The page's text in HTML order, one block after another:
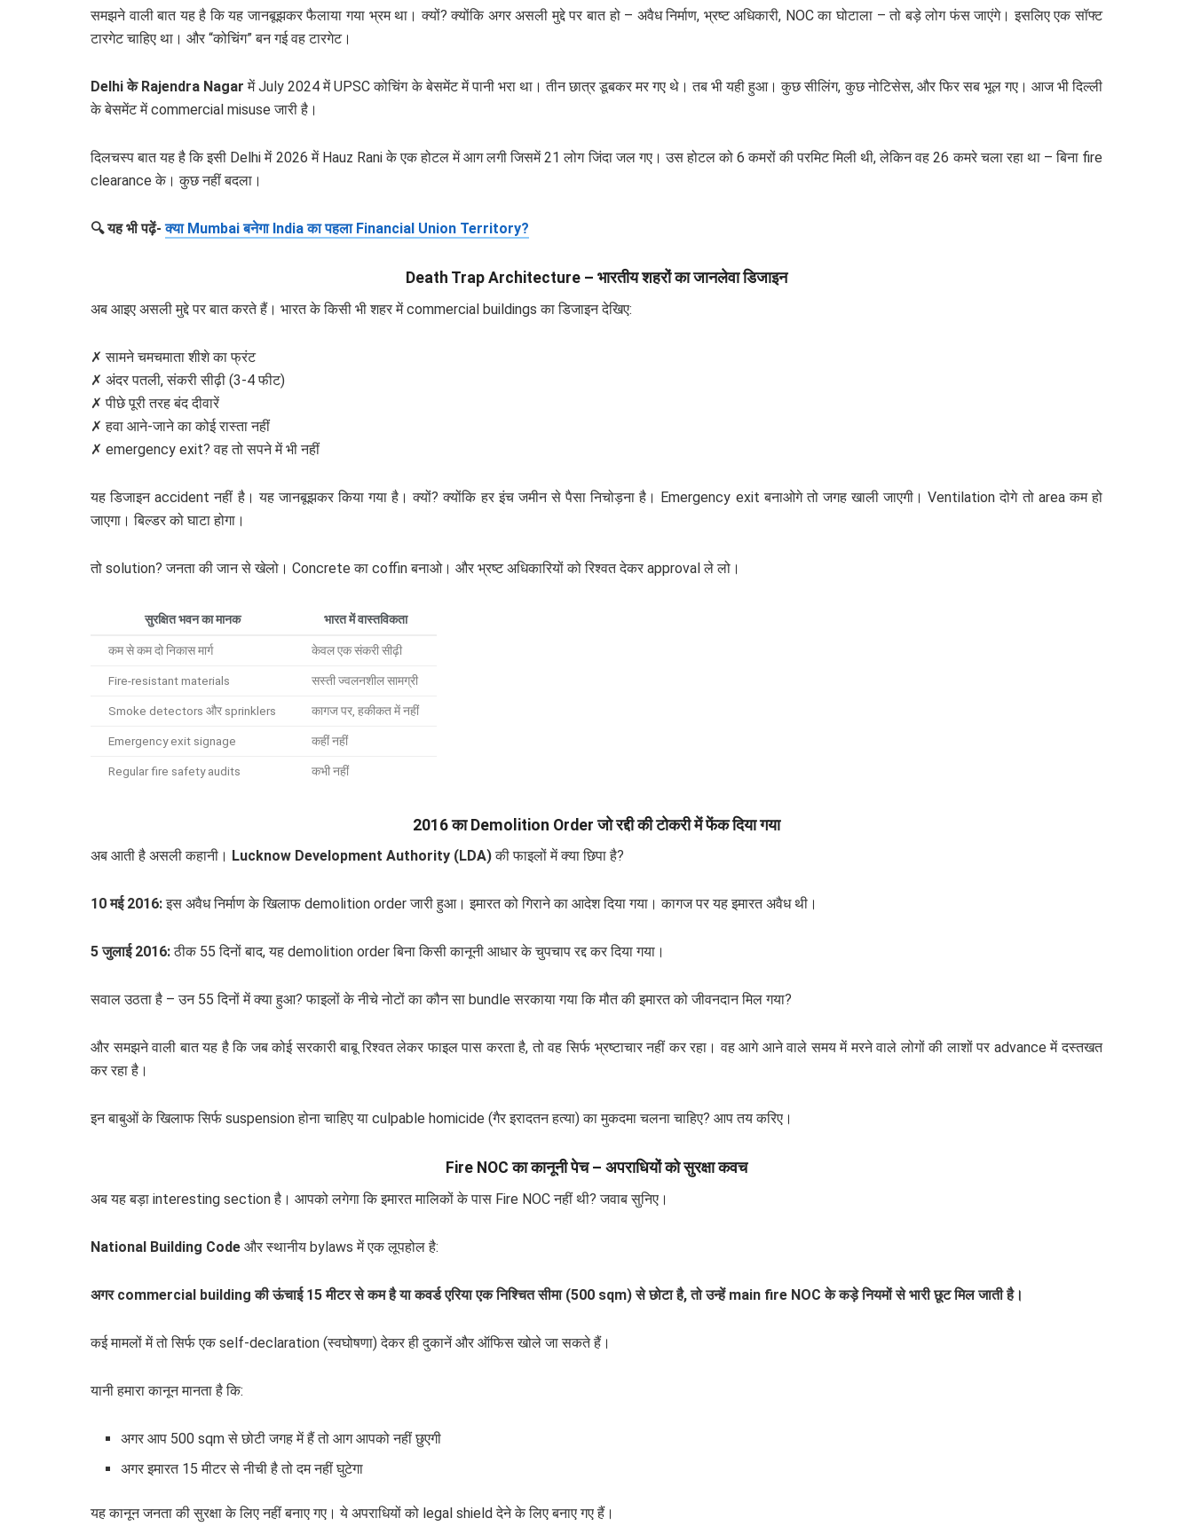
समझने वाली बात यह है कि यह जानबूझकर फैलाया गया भ्रम था। क्यों? क्योंकि अगर असली मुद्दे पर बात हो – अवैध निर्माण, भ्रष्ट अधिकारी, NOC का घोटाला – तो बड़े लोग फंस जाएंगे। इसलिए एक सॉफ्ट
टारगेट चाहिए था। और “कोचिंग” बन गई वह टारगेट।
Delhi के Rajendra Nagar में July 2024 में UPSC कोचिंग के बेसमेंट में पानी भरा था। तीन छात्र डूबकर मर गए थे। तब भी यही हुआ। कुछ सीलिंग, कुछ नोटिसेस, और फिर सब भूल गए। आज भी दिल्ली
के बेसमेंट में commercial misuse जारी है।
दिलचस्प बात यह है कि इसी Delhi में 2026 में Hauz Rani के एक होटल में आग लगी जिसमें 21 लोग जिंदा जल गए। उस होटल को 6 कमरों की परमिट मिली थी, लेकिन वह 26 कमरे चला रहा था – बिना fire
clearance के। कुछ नहीं बदला।
🔍 यह भी पढ़ें-क्या Mumbai बनेगा India का पहला Financial Union Territory?
Death Trap Architecture – भारतीय शहरों का जानलेवा डिजाइन
अब आइए असली मुद्दे पर बात करते हैं। भारत के किसी भी शहर में commercial buildings का डिजाइन देखिए:
✗ सामने चमचमाता शीशे का फ्रंट
✗ अंदर पतली, संकरी सीढ़ी (3-4 फीट)
✗ पीछे पूरी तरह बंद दीवारें
✗ हवा आने-जाने का कोई रास्ता नहीं
✗ emergency exit? वह तो सपने में भी नहीं
यह डिजाइन accident नहीं है। यह जानबूझकर किया गया है। क्यों? क्योंकि हर इंच जमीन से पैसा निचोड़ना है। Emergency exit बनाओगे तो जगह खाली जाएगी। Ventilation दोगे तो area कम हो
जाएगा। बिल्डर को घाटा होगा।
तो solution? जनता की जान से खेलो। Concrete का coffin बनाओ। और भ्रष्ट अधिकारियों को रिश्वत देकर approval ले लो।
सुरक्षित भवन का मानक भारत में वास्तविकता
कम से कम दो निकास मार्ग केवल एक संकरी सीढ़ी
Fire-resistant materials सस्ती ज्वलनशील सामग्री
Smoke detectors और sprinklers कागज पर, हकीकत में नहीं
Emergency exit signage कहीं नहीं
Regular fire safety audits कभी नहीं
2016 का Demolition Order जो रद्दी की टोकरी में फेंक दिया गया
अब आती है असली कहानी। Lucknow Development Authority (LDA)की फाइलों में क्या छिपा है?
10 मई 2016:इस अवैध निर्माण के खिलाफ demolition order जारी हुआ। इमारत को गिराने का आदेश दिया गया। कागज पर यह इमारत अवैध थी।
5 जुलाई 2016:ठीक 55 दिनों बाद, यह demolition order बिना किसी कानूनी आधार के चुपचाप रद्द कर दिया गया।
सवाल उठता है – उन 55 दिनों में क्या हुआ? फाइलों के नीचे नोटों का कौन सा bundle सरकाया गया कि मौत की इमारत को जीवनदान मिल गया?
और समझने वाली बात यह है कि जब कोई सरकारी बाबू रिश्वत लेकर फाइल पास करता है, तो वह सिर्फ भ्रष्टाचार नहीं कर रहा। वह आगे आने वाले समय में मरने वाले लोगों की लाशों पर advance में दस्तखत
कर रहा है।
इन बाबुओं के खिलाफ सिर्फ suspension होना चाहिए या culpable homicide (गैर इरादतन हत्या) का मुकदमा चलना चाहिए? आप तय करिए।
Fire NOC का कानूनी पेच – अपराधियों को सुरक्षा कवच
अब यह बड़ा interesting section है। आपको लगेगा कि इमारत मालिकों के पास Fire NOC नहीं थी? जवाब सुनिए।
National Building Code और स्थानीय bylaws में एक लूपहोल है:
अगर commercial building की ऊंचाई 15 मीटर से कम है या कवर्ड एरिया एक निश्चित सीमा (500 sqm) से छोटा है, तो उन्हें main fire NOC के कड़े नियमों से भारी छूट मिल जाती है।
कई मामलों में तो सिर्फ एक self-declaration (स्वघोषणा) देकर ही दुकानें और ऑफिस खोले जा सकते हैं।
यानी हमारा कानून मानता है कि:
अगर आप 500 sqm से छोटी जगह में हैं तो आग आपको नहीं छुएगी
अगर इमारत 15 मीटर से नीची है तो दम नहीं घुटेगा
यह कानून जनता की सुरक्षा के लिए नहीं बनाए गए। ये अपराधियों को legal shield देने के लिए बनाए गए हैं।